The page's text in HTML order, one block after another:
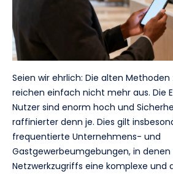
Seien wir ehrlich: Die alten Methoden
reichen einfach nicht mehr aus. Die
Nutzer sind enorm hoch und
raffinierter denn je. Dies gilt
frequentierte Unternehmens- und
Gastgewerbeumgebungen, in denen
Netzwerkzugriffs eine komplexe und